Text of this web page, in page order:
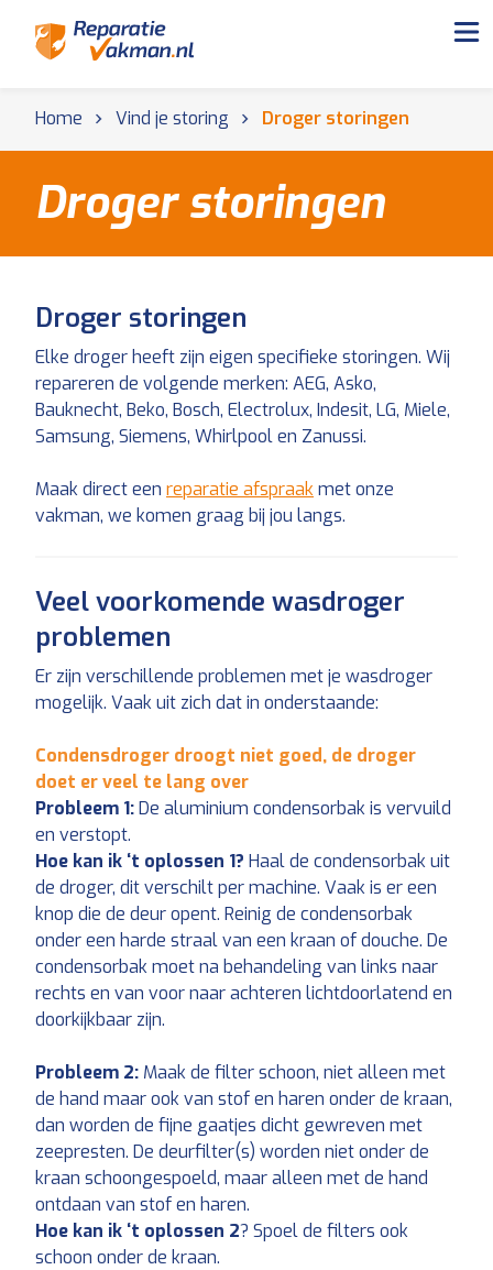
Home Vind je storing Droger storingen
Droger storingen
Droger storingen
Elke droger heeft zijn eigen specifieke storingen. Wij
repareren de volgende merken: AEG, Asko,
Bauknecht, Beko, Bosch, Electrolux, Indesit, LG, Miele,
Samsung, Siemens, Whirlpool en Zanussi.
Maak direct een reparatie afspraakmet onze
vakman, we komen graag bij jou langs.
Veel voorkomende wasdroger
problemen
Er zijn verschillende problemen met je wasdroger
mogelijk. Vaak uit zich dat in onderstaande:
Condensdroger droogt niet goed, de droger
doet er veel te lang over
Probleem 1:De aluminium condensorbak is vervuild
en verstopt.
Hoe kan ik ‘t oplossen 1? Haal de condensorbak uit
de droger, dit verschilt per machine. Vaak is er een
knop die de deur opent. Reinig de condensorbak
onder een harde straal van een kraan of douche. De
condensorbak moet na behandeling van links naar
rechts en van voor naar achteren lichtdoorlatend en
doorkijkbaar zijn.
Probleem 2: Maak de filter schoon, niet alleen met
de hand maar ook van stof en haren onder de kraan,
dan worden de fijne gaatjes dicht gewreven met
zeepresten. De deurfilter(s) worden niet onder de
kraan schoongespoeld, maar alleen met de hand
ontdaan van stof en haren.
Hoe kan ik ‘t oplossen 2? Spoel de filters ook
schoon onder de kraan.